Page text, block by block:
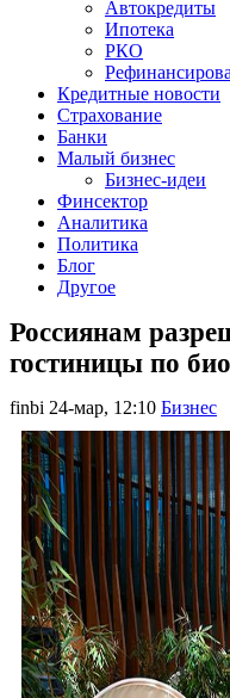
Автокредиты
Ипотека
РКО
Кредитные новости
Страхование
Банки
Малый бизнес
Бизнес-идеи
Финсектор
Аналитика
Политика
Блог
Другое
Россиянам
гостиницы по
finbi 24-мар, 12:10 Бизнес